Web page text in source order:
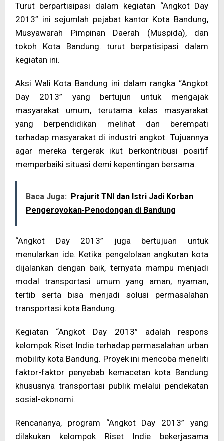
Turut berpartisipasi dalam kegiatan “Angkot Day
2013” ini sejumlah pejabat kantor Kota Bandung,
Musyawarah Pimpinan Daerah (Muspida), dan
tokoh Kota Bandung. turut berpatisipasi dalam
kegiatan ini.
Aksi Wali Kota Bandung ini dalam rangka “Angkot
Day 2013” yang bertujun untuk mengajak
masyarakat umum, terutama kelas masyarakat
yang berpendidikan melihat dan berempati
terhadap masyarakat di industri angkot. Tujuannya
agar mereka tergerak ikut berkontribusi positif
memperbaiki situasi demi kepentingan bersama.
Baca Juga: Prajurit TNI dan Istri Jadi Korban
Pengeroyokan-Penodongan di Bandung
“Angkot Day 2013” juga bertujuan untuk
menularkan ide. Ketika pengelolaan angkutan kota
dijalankan dengan baik, ternyata mampu menjadi
modal transportasi umum yang aman, nyaman,
tertib serta bisa menjadi solusi permasalahan
transportasi kota Bandung.
Kegiatan “Angkot Day 2013” adalah respons
kelompok Riset Indie terhadap permasalahan urban
mobility kota Bandung. Proyek ini mencoba meneliti
faktor-faktor penyebab kemacetan kota Bandung
khususnya transportasi publik melalui pendekatan
sosial-ekonomi.
Rencananya, program “Angkot Day 2013” yang
dilakukan kelompok Riset Indie bekerjasama